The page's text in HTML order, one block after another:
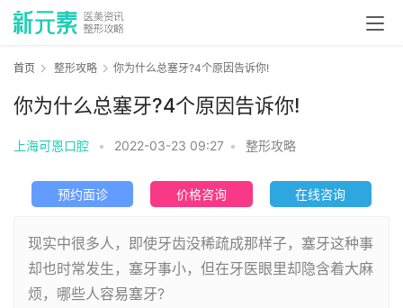
首页 整形攻略 你为什么总塞牙?4个原因告诉你!
你为什么总塞牙?4个原因告诉你!
上海可恩口腔 • 2022-03-23 09:27 • 整形攻略
预约面诊 价格咨询 在线咨询
现实中很多人，即使牙齿没稀疏成那样子，塞牙这种事
却也时常发生，塞牙事小，但在牙医眼里却隐含着大麻
烦，哪些人容易塞牙?